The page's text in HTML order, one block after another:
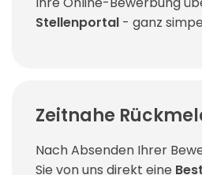
Stellenportal - ganz
Zeitnahe
Nach Absenden Ihrer
Sie von uns direkt eine